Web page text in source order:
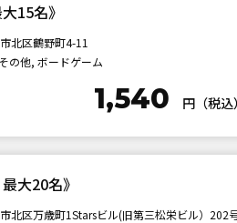
15名》
北区鶴野町4-11
の他, ボードゲーム
1,540 円（税込
大20名》
北区万歳町1Starsビル(旧第三松栄ビル）202